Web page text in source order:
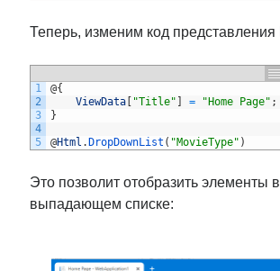
Теперь, изменим код представления
1
2
3
4
5
@{
ViewData
"Title" = "Home Page" ;
}
@Html . DropDownList ( "MovieType" )
Это позволит отобразить элементы в
выпадающем списке: